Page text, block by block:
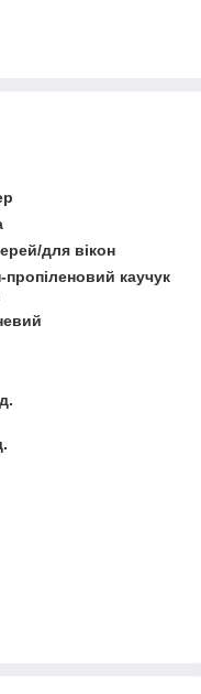
для вікон
пропіленовий каучук